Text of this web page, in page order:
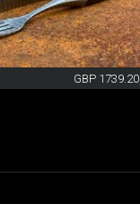
GBP 1739.20